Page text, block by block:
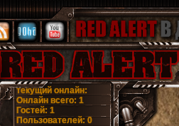
Онлайн всего: 1
Гостей: 1
Пользователей: 0
текущий онлайн: